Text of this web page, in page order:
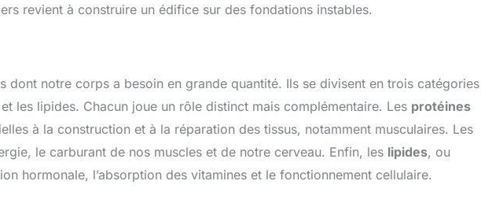
revient à construire un édifice sur des fondations instables.
dont notre corps a besoin en grande quantité. Ils se divisent en trois catégories
les lipides. Chacun joue un rôle distinct mais complémentaire. Les protéines
à la construction et à la réparation des tissus, notamment musculaires. Les
le carburant de nos muscles et de notre cerveau. Enfin, les lipides, ou
hormonale, l’absorption des vitamines et le fonctionnement cellulaire.